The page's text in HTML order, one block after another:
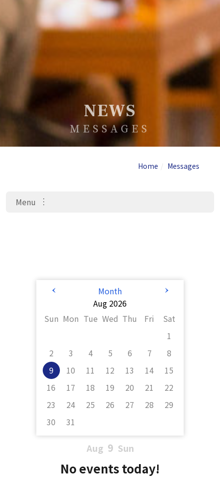
NEWS
MESSAGES
Home Messages
Menu
< Month >
Aug 2026
Sun Mon Tue Wed Thu Fri
Sat
1
2
3 4 5 6 7
8
9
10 11 12 13 14
15
16
17 18 19 20 21
22
23
24 25 26 27 28
29
30
31
Aug 9 Sun
No events today!